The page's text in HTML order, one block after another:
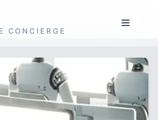
CONCIERGE